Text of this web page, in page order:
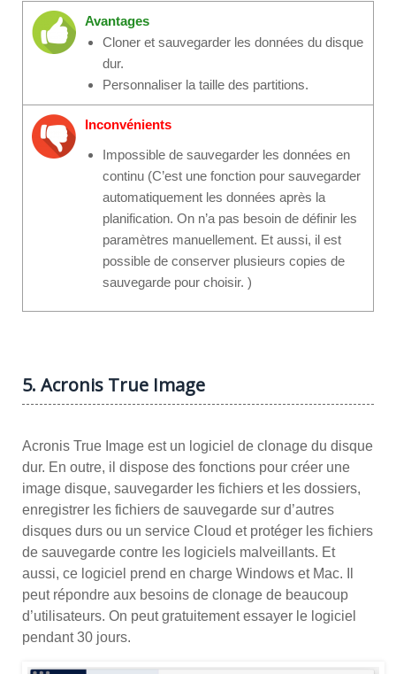
Avantages
Cloner et sauvegarder les données du disque
dur.
Personnaliser la taille des partitions.
Inconvénients
Impossible de sauvegarder les données en
continu (C’est une fonction pour sauvegarder
automatiquement les données après la
planification. On n’a pas besoin de définir les
paramètres manuellement. Et aussi, il est
possible de conserver plusieurs copies de
sauvegarde pour choisir. )
5. Acronis True Image
Acronis True Image est un logiciel de clonage du disque
dur. En outre, il dispose des fonctions pour créer une
image disque, sauvegarder les fichiers et les dossiers,
enregistrer les fichiers de sauvegarde sur d’autres
disques durs ou un service Cloud et protéger les fichiers
de sauvegarde contre les logiciels malveillants. Et
aussi, ce logiciel prend en charge Windows et Mac. Il
peut répondre aux besoins de clonage de beaucoup
d’utilisateurs. On peut gratuitement essayer le logiciel
pendant 30 jours.